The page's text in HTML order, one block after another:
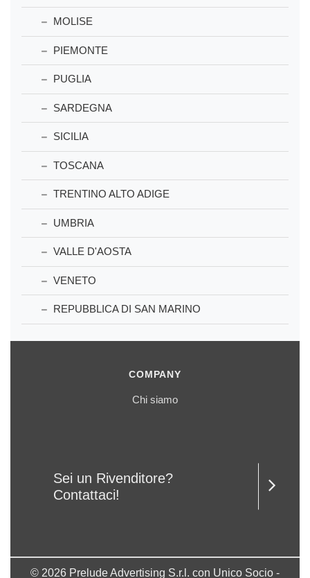
MOLISE
PIEMONTE
PUGLIA
SARDEGNA
SICILIA
TOSCANA
TRENTINO ALTO ADIGE
UMBRIA
VALLE D'AOSTA
VENETO
REPUBBLICA DI SAN MARINO
COMPANY
Chi siamo
Sei un Rivenditore?
Contattaci!
© 2026 Prelude Advertising S.r.l. con Unico Socio -